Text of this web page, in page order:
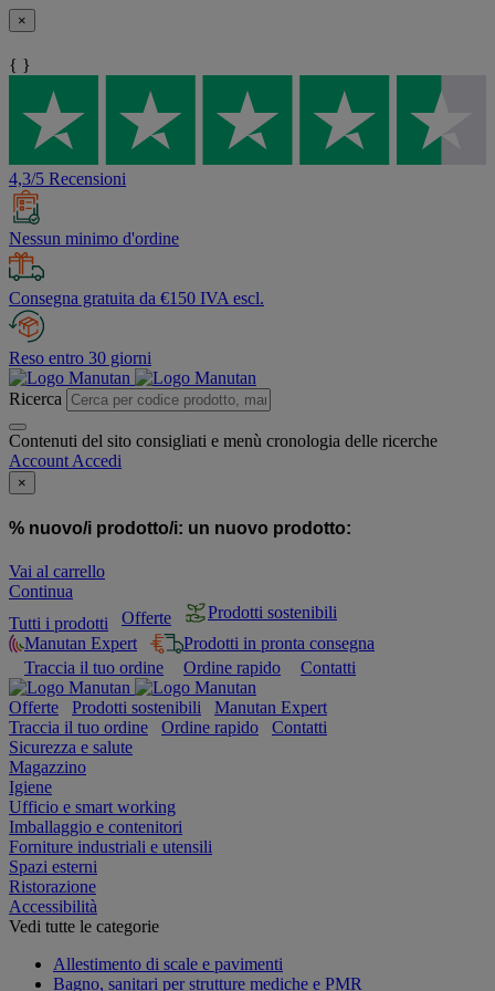
×
{ }
4,3/5 Recensioni
Nessun minimo d'ordine
Consegna gratuita da €150 IVA escl.
Reso entro 30 giorni
Ricerca
Contenuti del sito consigliati e menù cronologia delle ricerche
Account Accedi
×
% nuovo/i prodotto/i: un nuovo prodotto:
Vai al carrello
Continua
Tutti i prodotti
Offerte
Prodotti sostenibili
Manutan Expert
Prodotti in pronta consegna
Traccia il tuo ordine
Ordine rapido Contatti
Offerte Prodotti sostenibili
Manutan Expert
Traccia il tuo ordine
Ordine rapido
Contatti
Sicurezza e salute
Magazzino
Igiene
Ufficio e smart working
Imballaggio e contenitori
Forniture industriali e utensili
Spazi esterni
Ristorazione
Accessibilità
Vedi tutte le categorie
Allestimento di scale e pavimenti
Bagno, sanitari per strutture mediche e PMR